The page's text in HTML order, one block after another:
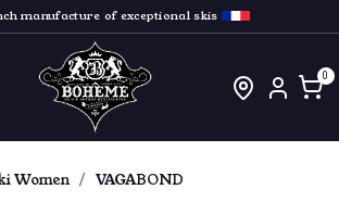
manufacture of exceptional skis
Women VAGABOND